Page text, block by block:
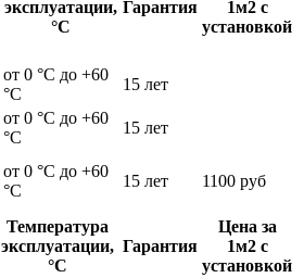
эксплуатации,
°С
Гарантия
1м2 с
установкой
от 0 °С до +60
°С
15 лет
от 0 °С до +60
°С
15 лет
от 0 °С до +60
°С
15 лет 1100 руб
Температура
эксплуатации,
°С
Гарантия
Цена за
1м2 с
установкой